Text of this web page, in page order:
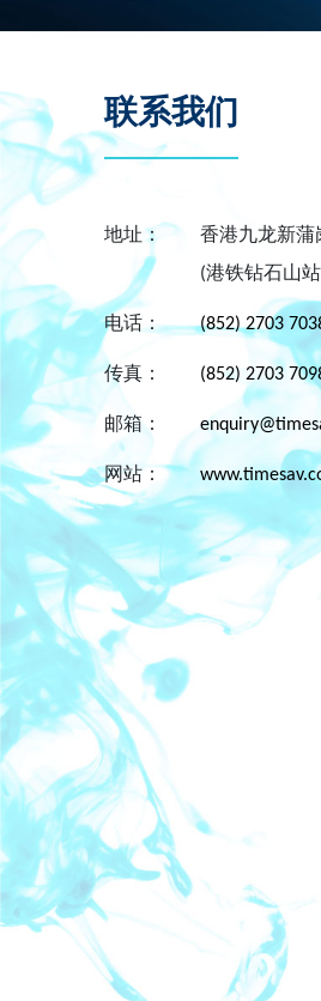
联系我们
地址：
香港九龙新蒲
(港铁钻石山
电话： (852) 2703
传真： (852) 2703
邮箱：
网站：